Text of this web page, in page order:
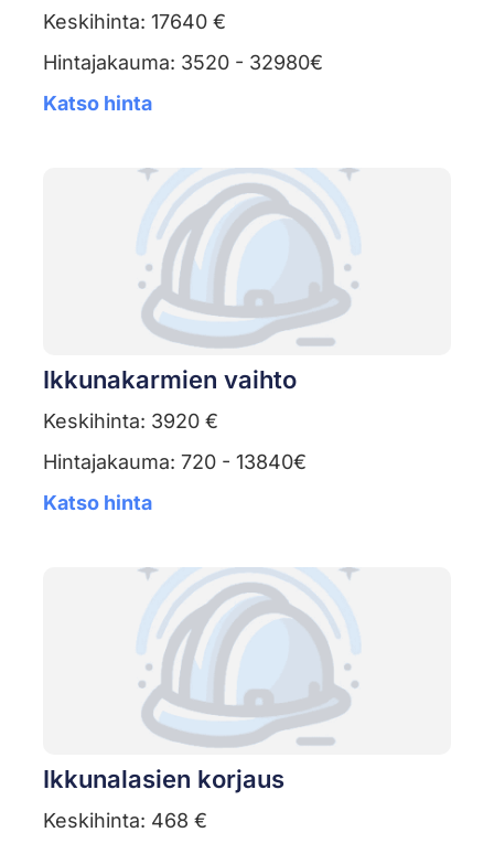
Keskihinta: 17640 €
Hintajakauma: 3520 - 32980€
Katso hinta
Ikkunakarmien vaihto
Keskihinta: 3920 €
Hintajakauma: 720 - 13840€
Katso hinta
Ikkunalasien korjaus
Keskihinta: 468 €